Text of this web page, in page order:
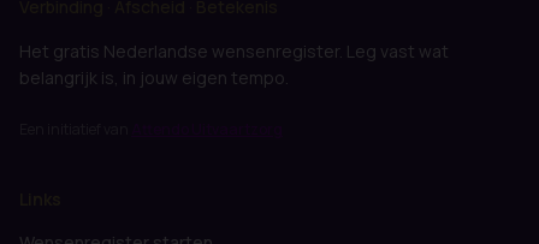
Het gratis Nederlandse wensenregister. Leg vast wat
belangrijk is, in jouw eigen tempo.